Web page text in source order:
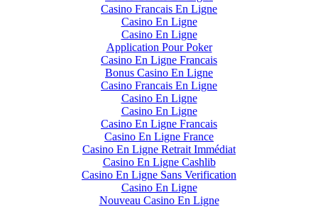
Casino Francais En Ligne
Casino En Ligne
Casino En Ligne
Application Pour Poker
Casino En Ligne Francais
Bonus Casino En Ligne
Casino Francais En Ligne
Casino En Ligne
Casino En Ligne
Casino En Ligne Francais
Casino En Ligne France
Casino En Ligne Retrait Immédiat
Casino En Ligne Cashlib
Casino En Ligne Sans Verification
Casino En Ligne
Nouveau Casino En Ligne